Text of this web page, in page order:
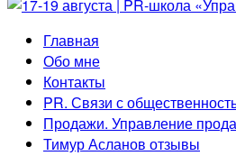
Главная
Обо мне
Контакты
PR. Связи с
Продажи. Управление
Тимур Асланов отзывы